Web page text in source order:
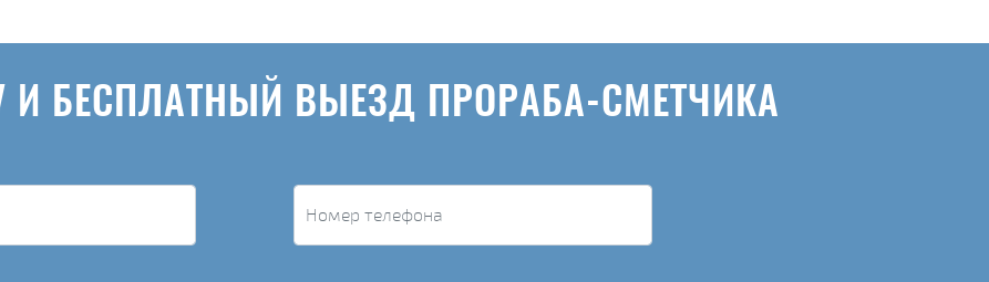
И БЕСПЛАТНЫЙ ВЫЕЗД ПРОРАБА-СМЕТЧИКА